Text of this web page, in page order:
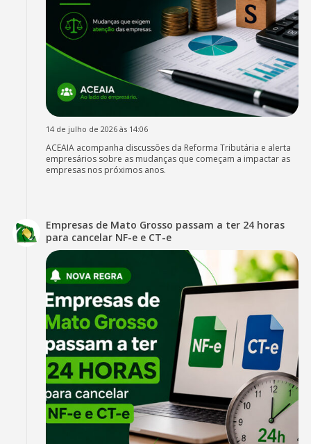
14 de julho de 2026 às 14:06
ACEAIA acompanha discussões da Reforma Tributária e alerta
empresários sobre as mudanças que começam a impactar as
empresas nos próximos anos.
Empresas de Mato Grosso passam a ter 24 horas
para cancelar NF-e e CT-e